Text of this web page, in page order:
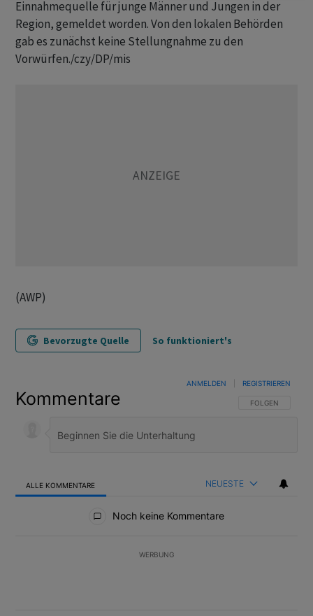
Einnahmequelle für junge Männer und Jungen in der
Region, gemeldet worden. Von den lokalen Behörden
gab es zunächst keine Stellungnahme zu den
Vorwürfen./czy/DP/mis
(AWP)
Bevorzugte Quelle So funktioniert's
Kommentare FOLGE DIESER
FOLGEN
ANMELDEN REGISTRIEREN
ALLE KOMMENTARE NEUESTE
Noch keine Kommentare
WERBUNG